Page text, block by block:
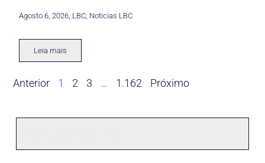
Agosto 6, 2026 LBC Noticias LBC
Leia mais
Anterior 1 2 3 … 1.162 Próximo